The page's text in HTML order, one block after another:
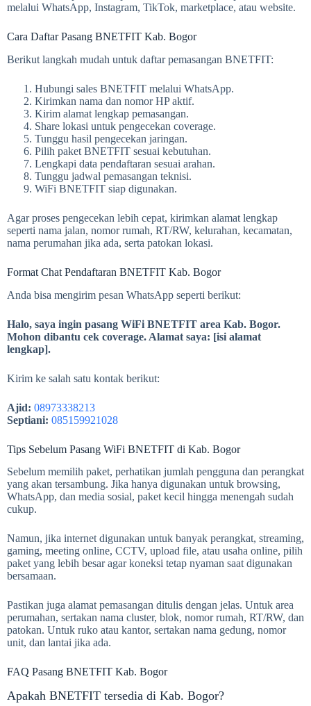
melalui WhatsApp, Instagram, TikTok, marketplace, atau website.
Cara Daftar Pasang BNETFIT Kab. Bogor
Berikut langkah mudah untuk daftar pemasangan BNETFIT:
Hubungi sales BNETFIT melalui WhatsApp.
Kirimkan nama dan nomor HP aktif.
Kirim alamat lengkap pemasangan.
Share lokasi untuk pengecekan coverage.
Tunggu hasil pengecekan jaringan.
Pilih paket BNETFIT sesuai kebutuhan.
Lengkapi data pendaftaran sesuai arahan.
Tunggu jadwal pemasangan teknisi.
WiFi BNETFIT siap digunakan.
Agar proses pengecekan lebih cepat, kirimkan alamat lengkap
seperti nama jalan, nomor rumah, RT/RW, kelurahan, kecamatan,
nama perumahan jika ada, serta patokan lokasi.
Format Chat Pendaftaran BNETFIT Kab. Bogor
Anda bisa mengirim pesan WhatsApp seperti berikut:
Halo, saya ingin pasang WiFi BNETFIT area Kab. Bogor.
Mohon dibantu cek coverage. Alamat saya: [isi alamat
lengkap].
Kirim ke salah satu kontak berikut:
Ajid: 08973338213
Septiani: 085159921028
Tips Sebelum Pasang WiFi BNETFIT di Kab. Bogor
Sebelum memilih paket, perhatikan jumlah pengguna dan perangkat
yang akan tersambung. Jika hanya digunakan untuk browsing,
WhatsApp, dan media sosial, paket kecil hingga menengah sudah
cukup.
Namun, jika internet digunakan untuk banyak perangkat, streaming,
gaming, meeting online, CCTV, upload file, atau usaha online, pilih
paket yang lebih besar agar koneksi tetap nyaman saat digunakan
bersamaan.
Pastikan juga alamat pemasangan ditulis dengan jelas. Untuk area
perumahan, sertakan nama cluster, blok, nomor rumah, RT/RW, dan
patokan. Untuk ruko atau kantor, sertakan nama gedung, nomor
unit, dan lantai jika ada.
FAQ Pasang BNETFIT Kab. Bogor
Apakah BNETFIT tersedia di Kab. Bogor?